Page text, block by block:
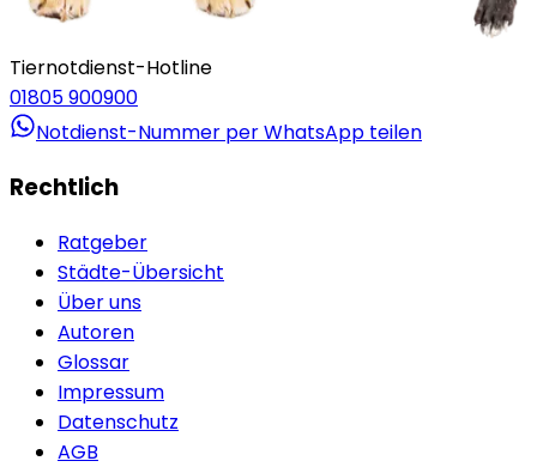
Tiernotdienst-Hotline
01805 900900
Notdienst-Nummer per WhatsApp teilen
Rechtlich
Ratgeber
Städte-Übersicht
Über uns
Autoren
Glossar
Impressum
Datenschutz
AGB